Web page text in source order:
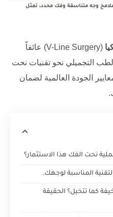
وجه متناسقة وفك محدد، تمثل
(V-Line Surgery) عائقاً
التجميلي نحو تقنيات نحت
الجودة العالمية لضمان
نحت الفك هذا الاستثمار؟
المناسبة لوجهك.
كما تتخيل؟ الحقيقة